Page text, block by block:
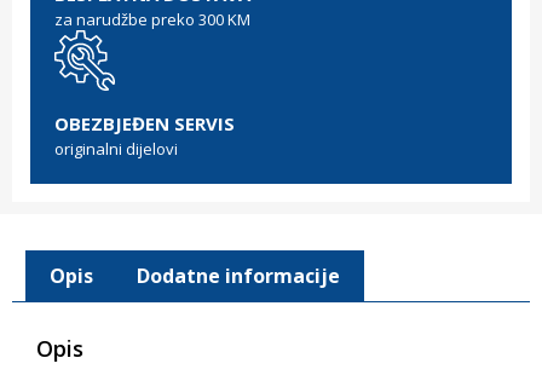
za narudžbe preko 300 KM
OBEZBJEĐEN SERVIS
originalni dijelovi
Opis Dodatne informacije
Opis